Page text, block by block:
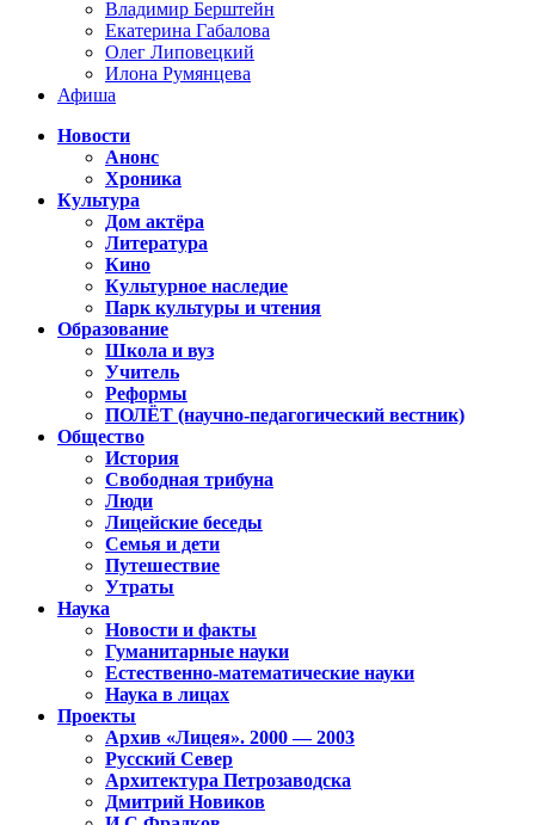
Владимир Берштейн
Екатерина Габалова
Олег Липовецкий
Илона Румянцева
Афиша
Новости
Анонс
Хроника
Культура
Дом актёра
Литература
Кино
Культурное наследие
Парк культуры и чтения
Образование
Школа и вуз
Учитель
Реформы
ПОЛЁТ (научно-педагогический вестник)
Общество
История
Свободная трибуна
Люди
Лицейские беседы
Семья и дети
Путешествие
Утраты
Наука
Новости и факты
Гуманитарные науки
Естественно-математические науки
Наука в лицах
Проекты
Архив «Лицея». 2000 — 2003
Русский Север
Архитектура Петрозаводска
Дмитрий Новиков